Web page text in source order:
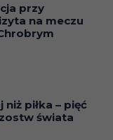
przy
na meczu
piłka – pięć
świata